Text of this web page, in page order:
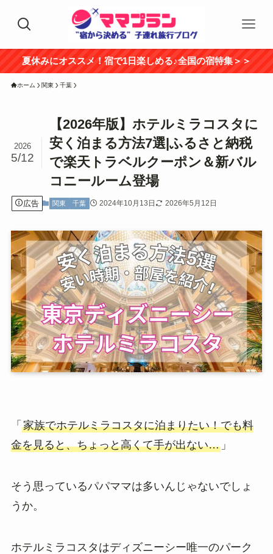
夏休みにオススメ！宿で1日楽しめる♪全国の宿特集＞＞
ホーム 関東 千葉
【2026年版】ホテルミラコスタに
安く泊まる方法7選|ふるさと納税
で楽天トラベルクーポン＆新バル
コニールーム登場
2026
5/12
広告 関東 千葉 2024年10月13日 2026年5月12日
「 家族でホテルミラコスタに泊まりたい！でも料
金を見ると、ちょっと高くて手が出ない…」
そう思っているパパママは多いんじゃないでしょ
うか。
ホテルミラコスタはディズニーシー唯一のパーク